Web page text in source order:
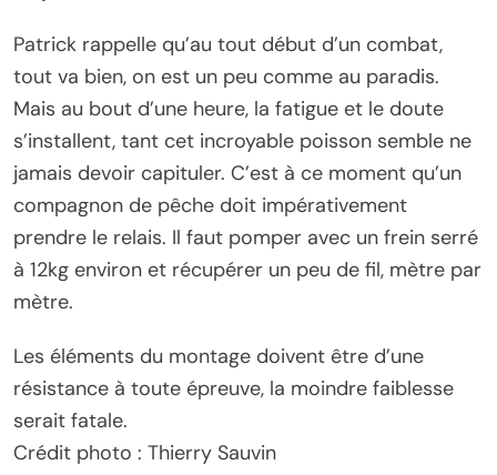
Patrick rappelle qu’au tout début d’un combat,
tout va bien, on est un peu comme au paradis.
Mais au bout d’une heure, la fatigue et le doute
s’installent, tant cet incroyable poisson semble ne
jamais devoir capituler. C’est à ce moment qu’un
compagnon de pêche doit impérativement
prendre le relais. Il faut pomper avec un frein serré
à 12kg environ et récupérer un peu de fil, mètre par
mètre.
Les éléments du montage doivent être d’une
résistance à toute épreuve, la moindre faiblesse
serait fatale.
Crédit photo : Thierry Sauvin